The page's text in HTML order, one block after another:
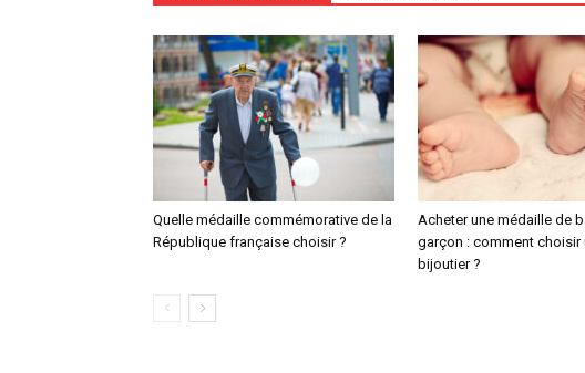
Quelle médaille commémorative de la
République française choisir ?
Acheter une médaille de
garçon : comment choisir
bijoutier ?